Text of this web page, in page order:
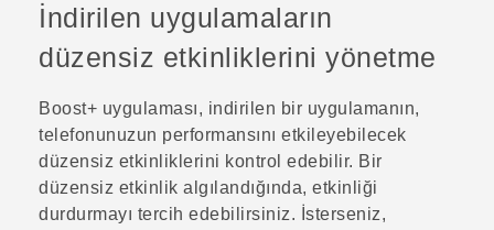
VIVERSE
DESTEK
İndirilen uygulamaların
düzensiz etkinliklerini yönetme
Boost+ uygulaması, indirilen bir uygulamanın,
telefonunuzun performansını etkileyebilecek
düzensiz etkinliklerini kontrol edebilir. Bir
düzensiz etkinlik algılandığında, etkinliği
durdurmayı tercih edebilirsiniz. İsterseniz,